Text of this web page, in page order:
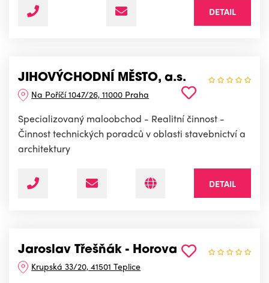
DETAIL
JIHOVÝCHODNÍ MĚSTO, a.s.
Na Poříčí 1047/26, 11000 Praha
Specializovaný maloobchod - Realitní činnost -
Činnost technických poradců v oblasti stavebnictví a
architektury
DETAIL
Jaroslav Třešňák - Horova
Krupská 33/20, 41501 Teplice